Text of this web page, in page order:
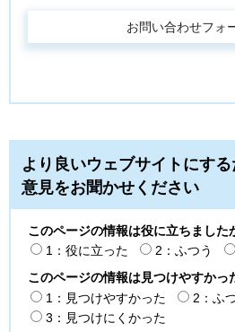
より良いウェブサイトにす
意見をお聞かせください
このページの情報は役に立ちました
1：役に立った
2：ふつう
このページの情報は見つけやすかっ
1：見つけやすかった
2：ふ
3：見つけにくかった